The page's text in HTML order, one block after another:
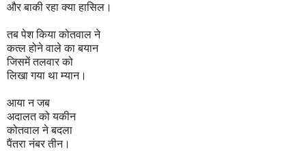
और बाकी रहा क्या हासिल।
तब पेश किया कोतवाल ने
कत्ल होने वाले का बयान
जिसमें तलवार को
लिखा गया था म्यान।
आया न जब
अदालत को यकीन
कोतवाल ने बदला
पैंतरा नंबर तीन।